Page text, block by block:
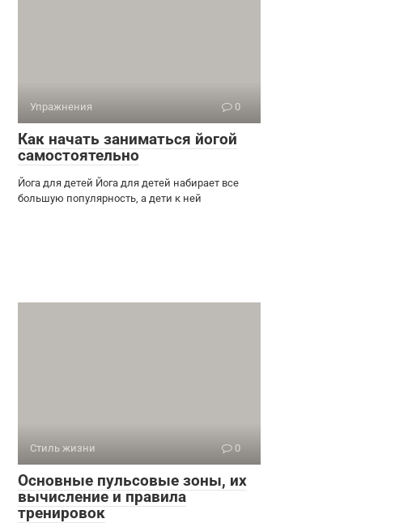
Упражнения 0
Как начать заниматься йогой
самостоятельно
Йога для детей Йога для детей набирает все
большую популярность, а дети к ней
Стиль жизни 0
Основные пульсовые зоны, их
вычисление и правила
тренировок